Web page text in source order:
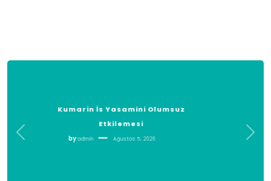
Laptop Satmadan Once Veriler
Nasil Silinir
byadmin Ağustos 5, 2026